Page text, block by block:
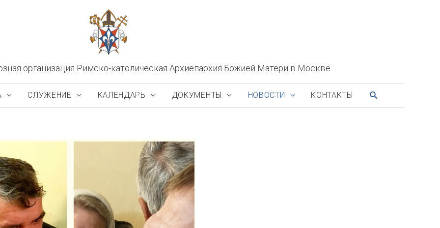
организация Римско-католическая Архиепархия Божией Матери в Москве
СЛУЖЕНИЕ КАЛЕНДАРЬ ДОКУМЕНТЫ НОВОСТИ КОНТАКТЫ ПОИСК